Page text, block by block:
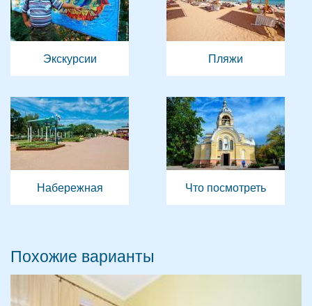
Экскурсии Пляжи
Набережная Что посмотреть
Похожие варианты